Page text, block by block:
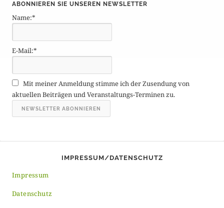
t
r
g
e
r
c
h
v
ABONNIEREN SIE UNSEREN NEWSLETTER
Name:*
E-Mail:*
Mit meiner Anmeldung stimme ich der Zusendung von
aktuellen Beiträgen und Veranstaltungs-Terminen zu.
IMPRESSUM/DATENSCHUTZ
Impressum
Datenschutz